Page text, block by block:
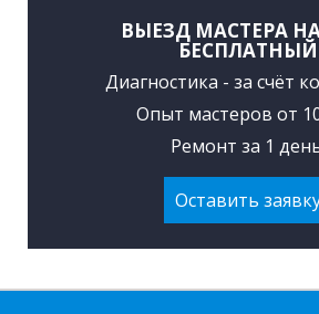
ВЫЕЗД МАСТЕРА
БЕСПЛАТНЫЙ
Диагностика - за счёт
Опыт мастеров от
Ремонт за 1
Оставить